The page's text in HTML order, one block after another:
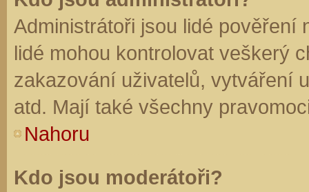
Administrátoři jsou lidé pověření
lidé mohou kontrolovat veškerý
zakazování uživatelů, vytváření
atd. Mají také všechny
Nahoru
Kdo jsou moderátoři?